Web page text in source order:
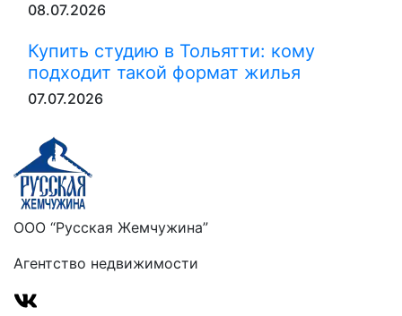
08.07.2026
Купить студию в Тольятти: кому
подходит такой формат жилья
07.07.2026
ООО “Русская Жемчужина”
Агентство недвижимости